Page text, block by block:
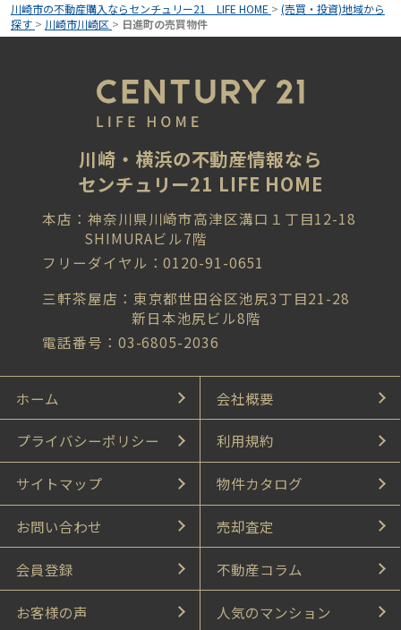
川崎市の不動産購入ならセンチュリー21 LIFE HOME > (売買・投資)地域から
探す > 川崎市川崎区 > 日進町の売買物件
川崎・横浜の不動産情報なら
センチュリー21 LIFE HOME
本店：神奈川県川崎市高津区溝口１丁目12-18
SHIMURAビル7階
フリーダイヤル：0120-91-0651
三軒茶屋店：東京都世田谷区池尻3丁目21-28
新日本池尻ビル8階
電話番号：03-6805-2036
ホーム 会社概要
プライバシーポリシー 利用規約
サイトマップ 物件カタログ
お問い合わせ 売却査定
会員登録 不動産コラム
お客様の声 人気のマンション